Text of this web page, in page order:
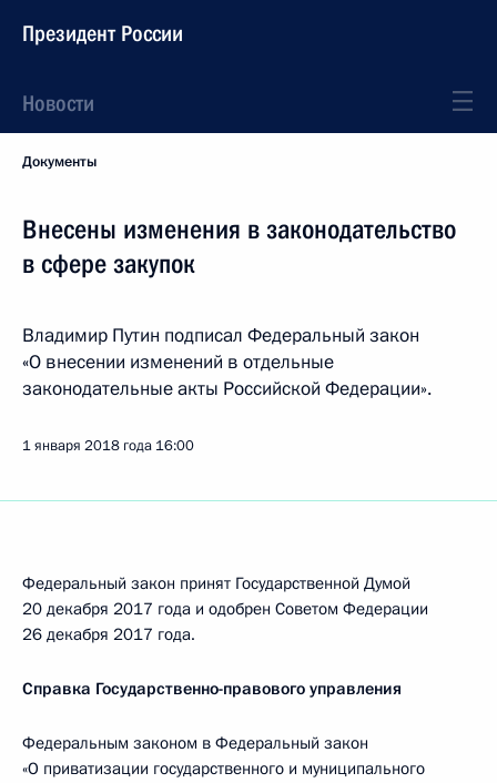
Президент России
Новости
Документы
Внесены изменения в законодательство
в сфере закупок
Владимир Путин подписал Федеральный закон
«О внесении изменений в отдельные
законодательные акты Российской Федерации».
1 января 2018 года 16:00
Федеральный закон принят Государственной Думой
20 декабря 2017 года и одобрен Советом Федерации
26 декабря 2017 года.
Справка Государственно-правового управления
Федеральным законом в Федеральный закон
«О приватизации государственного и муниципального